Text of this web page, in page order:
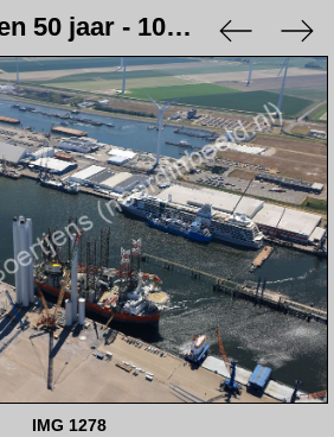
Eemshaven 50 jaar - 10 juni 2023
IMG 1278